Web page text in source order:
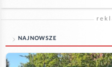
NAJNOWSZE